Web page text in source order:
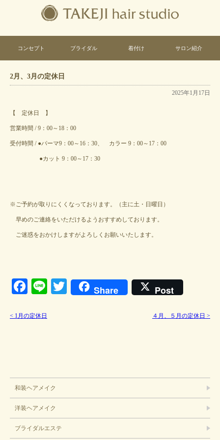
コンセプト ブライダル 着付け サロン紹介
2月、3月の定休日
2025年1月17日
【 定休日 】
営業時間 / 9：00～18：00
受付時間 / ●パーマ9：00～16：30、 カラー 9：00～17：00
●カット 9：00～17：30
※ご予約が取りにくくなっております。（主に土・日曜日）
早めのご連絡をいただけるようおすすめしております。
ご迷惑をおかけしますがよろしくお願いいたします。
Facebook
LineTwitter
Share Post
< 1月の定休日 ４月、５月の定休日 >
ブライダル
和装ヘアメイク
洋装ヘアメイク
ブライダルエステ